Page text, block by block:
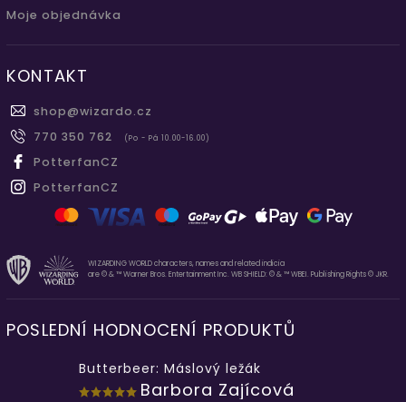
Moje objednávka
KONTAKT
shop@wizardo.cz
770 350 762
(Po - Pá 10.00-16.00)
PotterfanCZ
PotterfanCZ
WIZARDING WORLD characters, names and related indicia
are © & ™ Warner Bros. Entertainment Inc. WB SHIELD: © & ™ WBEI. Publishing Rights © JKR.
POSLEDNÍ HODNOCENÍ PRODUKTŮ
Butterbeer: Máslový ležák
Barbora Zajícová